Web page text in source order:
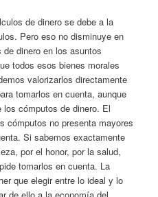
de dinero se debe a la
Pero eso no disminuye en
dinero en los asuntos
todos esos bienes morales
valorizarlos directamente
tomarlos en cuenta, aunque
los cómputos de dinero. El
cómputos no presenta mayores
Si sabemos exactamente
por el honor, por la salud,
tomarlos en cuenta. La
que elegir entre lo ideal y lo